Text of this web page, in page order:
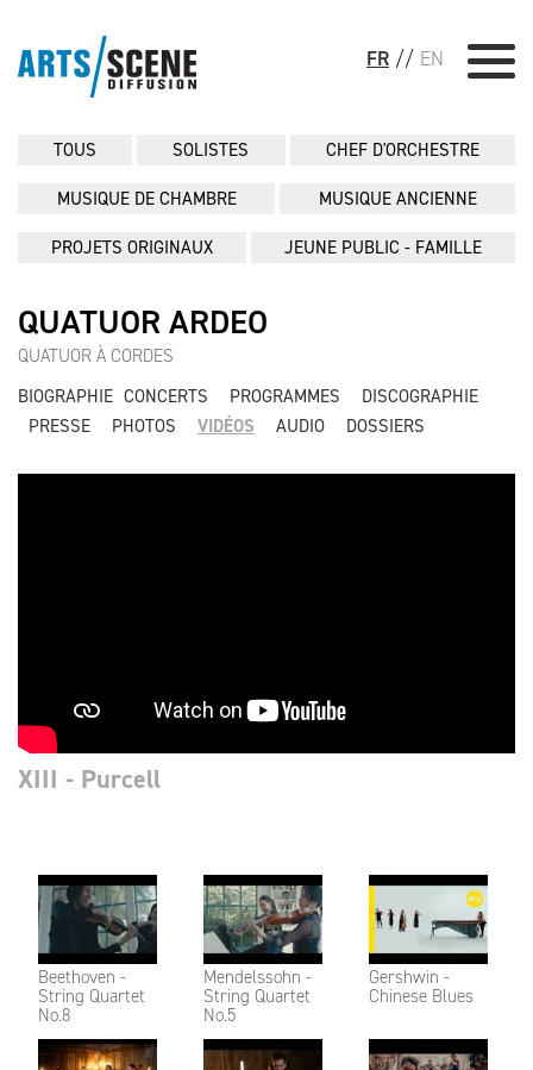
FR // EN
TOUS SOLISTES CHEF D'ORCHESTRE
MUSIQUE DE CHAMBRE MUSIQUE ANCIENNE
PROJETS ORIGINAUX JEUNE PUBLIC - FAMILLE
QUATUOR ARDEO
QUATUOR À CORDES
BIOGRAPHIE CONCERTS PROGRAMMES
DISCOGRAPHIE
PRESSE
PHOTOS VIDÉOS AUDIO DOSSIERS
Beethoven -
String Quartet
No.8
Mendelssohn -
String Quartet
No.5
Gershwin -
Chinese Blues
XIII - Purcell